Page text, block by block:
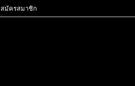
สมัครสมาชิก